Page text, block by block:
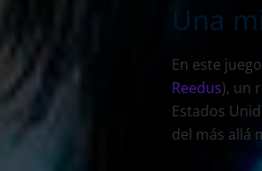
Una
En este
Reedus), un
Estados
del más allá